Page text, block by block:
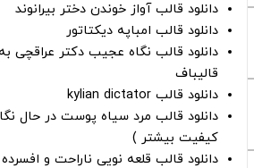
دانلود قالب آواز خوندن دختر بیرانوند
دانلود قالب امباپه دیکتاتور
دانلود قالب نگاه عجیب دکتر عراقچی
قالیباف
دانلود قالب kylian dictator
کیفیت بیشتر )
دانلود قالب قلعه نویی ناراحت و